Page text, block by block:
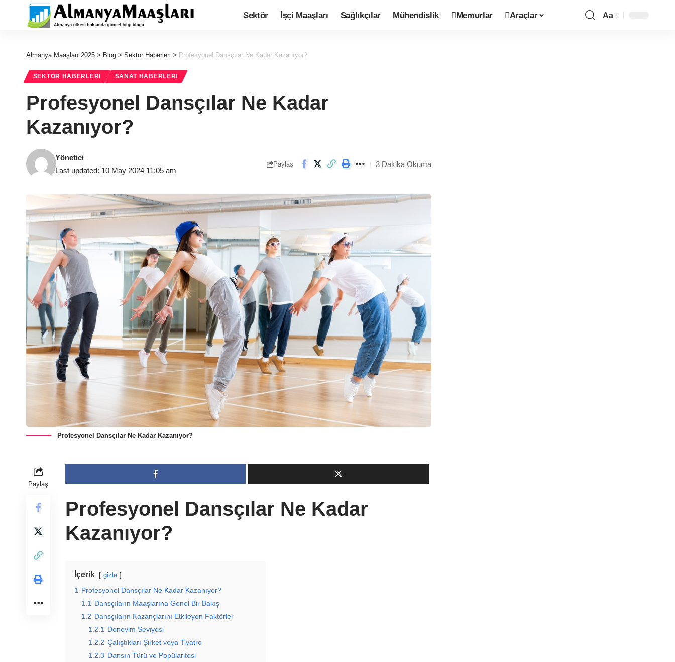
Sektör İşçi Maaşları Sağlıkçılar Mühendislik Memurlar Araçlar Aa
Almanya Maaşları 2025 > Blog > Sektör Haberleri > Profesyonel Dansçılar Ne Kadar Kazanıyor?
SEKTÖR HABERLERI SANAT HABERLERI
Profesyonel Dansçılar Ne Kadar
Kazanıyor?
Last updated: 10 May 2024 11:05 am
Yönetici
Paylaş 3 Dakika Okuma
Profesyonel Dansçılar Ne Kadar Kazanıyor?
Paylaş
Profesyonel Dansçılar Ne Kadar
Kazanıyor?
İçerik gizle
1
Profesyonel Dansçılar Ne Kadar Kazanıyor?
1.1
Dansçıların Maaşlarına Genel Bir Bakış
1.2 Dansçıların Kazançlarını Etkileyen Faktörler
1.2.1
Deneyim Seviyesi
1.2.2 Çalıştıkları Şirket veya Tiyatro
1.2.3 Dansın Türü ve Popülaritesi